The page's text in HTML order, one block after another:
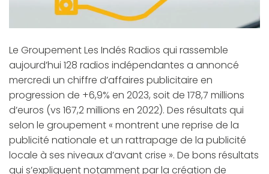
Le Groupement Les Indés Radios qui rassemble
aujourd’hui 128 radios indépendantes a annoncé
mercredi un chiffre d’affaires publicitaire en
progression de +6,9% en 2023, soit de 178,7 millions
d’euros (vs 167,2 millions en 2022). Des résultats qui
selon le groupement « montrent une reprise de la
publicité nationale et un rattrapage de la publicité
locale à ses niveaux d’avant crise ». De bons résultats
qui s’expliquent notamment par la création de